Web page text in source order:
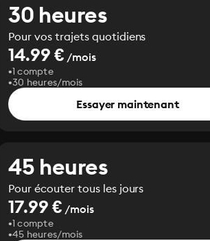
30 heures
Pour vos trajets quotidiens
14.99 € /mois
1 compte
30 heures/mois
Essayer maintenant
45 heures
Pour écouter tous les jours
17.99 € /mois
1 compte
45 heures/mois